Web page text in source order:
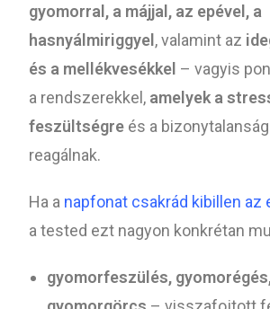
gyomorral, a májjal, az epével, a
hasnyálmiriggyel, valamint az
és a mellékvesékkel – vagyis
a rendszerekkel, amelyek a
feszültségre és a
reagálnak.
Ha a napfonat csakrád kibillen az
a tested ezt nagyon konkrétan
gyomorfeszülés,